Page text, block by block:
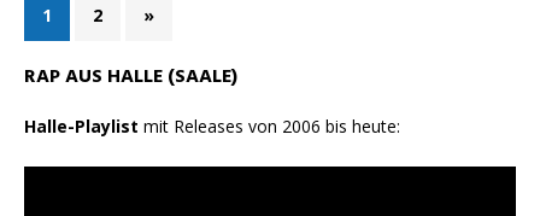
1 2 »
RAP AUS HALLE (SAALE)
Halle-Playlist mit Releases von 2006 bis heute: